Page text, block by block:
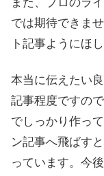
では期待できま
ト記事ようにほ
本当に伝えたい
記事程度ですの
でしっかり作っ
ン記事へ飛ばす
っています。今